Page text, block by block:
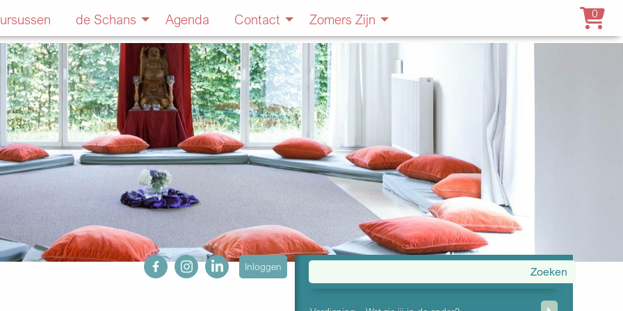
de Schans Agenda Contact Zomers Zijn 0
fb ig in
User
Inloggen